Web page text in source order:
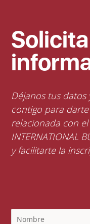
Solicita
Déjanos tus
contigo para
relacionada con el
INTERNATIONAL
y facilitarte la